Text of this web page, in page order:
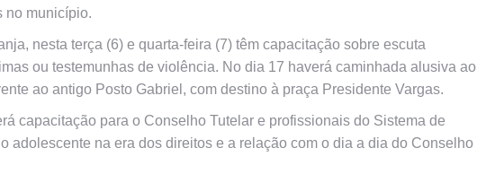
no município.
nesta terça (6) e quarta-feira (7) têm capacitação sobre escuta
ou testemunhas de violência. No dia 17 haverá caminhada alusiva ao
ao antigo Posto Gabriel, com destino à praça Presidente Vargas.
capacitação para o Conselho Tutelar e profissionais do Sistema de
adolescente na era dos direitos e a relação com o dia a dia do Conselho